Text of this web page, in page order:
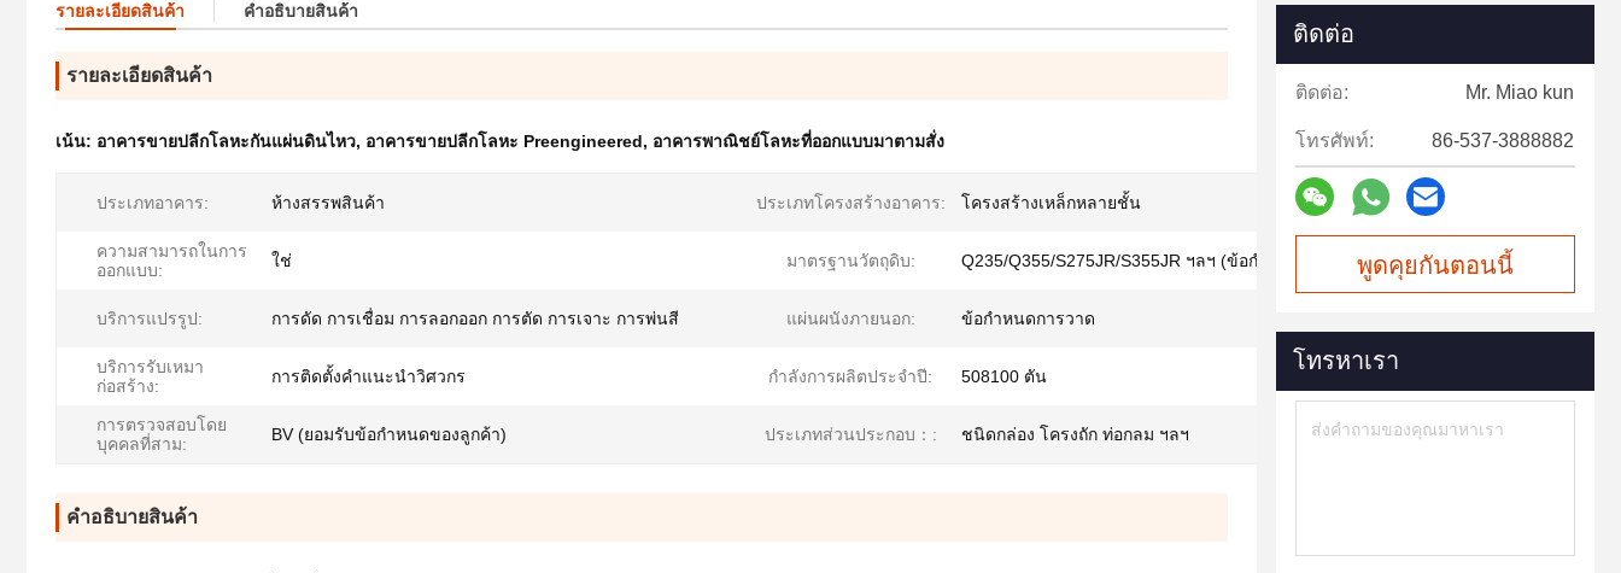
รายละเอียดสินค้า คําอธิบายสินค้า
รายละเอียดสินค้า
เน้น: อาคารขายปลีกโลหะกันแผ่นดินไหว, อาคารขายปลีกโลหะ Preengineered, อาคารพาณิชย์โลหะที่ออกแบบมาตามสั่ง
ประเภทอาคาร: ห้างสรรพสินค้า ประเภทโครงสร้างอาคาร: โครงสร้างเหล็กหลายชั้น
ความสามารถในการ
ออกแบบ:
ใช่ มาตรฐานวัตถุดิบ: Q235/Q355/S275JR/S355JR ฯลฯ (ข้อกำหนดในการวาด)
บริการแปรรูป: การดัด การเชื่อม การลอกออก การตัด การเจาะ การพ่นสี แผ่นผนังภายนอก: ข้อกำหนดการวาด
บริการรับเหมา
ก่อสร้าง:
การติดตั้งคำแนะนำวิศวกร กำลังการผลิตประจำปี: 508100 ตัน
การตรวจสอบโดย
บุคคลที่สาม:
BV (ยอมรับข้อกำหนดของลูกค้า) ประเภทส่วนประกอบ：: ชนิดกล่อง โครงถัก ท่อกลม ฯลฯ
คําอธิบายสินค้า
ติดต่อ
ติดต่อ: Mr. Miao kun
โทรศัพท์: 86-537-3888882
พูดคุยกันตอนนี้
โทรหาเรา